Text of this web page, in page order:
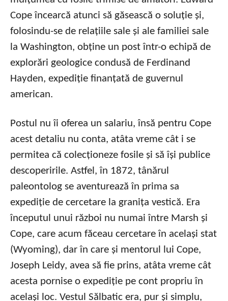
Cope încearcă atunci să găsească o soluție și,
folosindu-se de relațiile sale și ale familiei sale
la Washington, obține un post într-o echipă de
explorări geologice condusă de Ferdinand
Hayden, expediție finanțată de guvernul
american.
Postul nu îi oferea un salariu, însă pentru Cope
acest detaliu nu conta, atâta vreme cât i se
permitea că colecționeze fosile și să își publice
descoperirile. Astfel, în 1872, tânărul
paleontolog se aventurează în prima sa
expediție de cercetare la granița vestică. Era
începutul unui război nu numai între Marsh și
Cope, care acum făceau cercetare în același stat
(Wyoming), dar în care și mentorul lui Cope,
Joseph Leidy, avea să fie prins, atâta vreme cât
acesta pornise o expediție pe cont propriu în
același loc. Vestul Sălbatic era, pur și simplu,